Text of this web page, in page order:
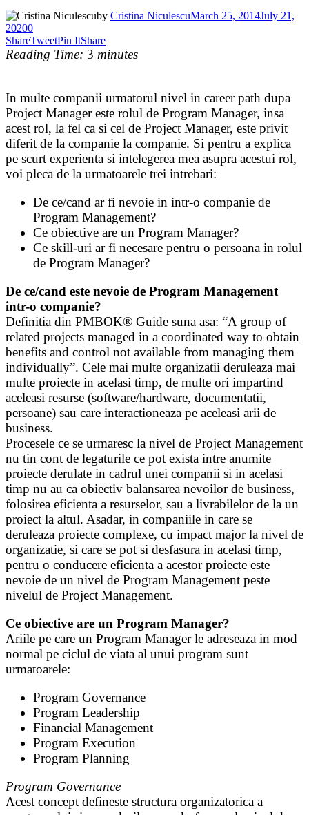
by Cristina NiculescuMarch 25, 2014July 21,
20200
ShareTweetPin ItShare
Reading Time: 3 minutes
In multe companii urmatorul nivel in career path dupa
Project Manager este rolul de Program Manager, insa
acest rol, la fel ca si cel de Project Manager, este privit
diferit de la companie la companie. Si pentru a explica
pe scurt experienta si intelegerea mea asupra acestui rol,
voi pleca de la urmatoarele trei intrebari:
De ce/cand ar fi nevoie in intr-o companie de
Program Management?
Ce obiective are un Program Manager?
Ce skill-uri ar fi necesare pentru o persoana in rolul
de Program Manager?
De ce/cand este nevoie de Program Management
intr-o companie?
Definitia din PMBOK® Guide suna asa: “A group of
related projects managed in a coordinated way to obtain
benefits and control not available from managing them
individually”. Cele mai multe organizatii deruleaza mai
multe proiecte in acelasi timp, de multe ori impartind
aceleasi resurse (software/hardware, documentatii,
persoane) sau care interactioneaza pe aceleasi arii de
business.
Procesele ce se urmaresc la nivel de Project Management
nu tin cont de legaturile ce pot exista intre anumite
proiecte derulate in cadrul unei companii si in acelasi
timp nu au ca obiectiv balansarea nevoilor de business,
folosirea eficienta a resurselor, sau a livrabilelor de la un
proiect la altul. Asadar, in companiile in care se
deruleaza proiecte complexe, cu impact major la nivel de
organizatie, si care se pot si desfasura in acelasi timp,
pentru o conducere eficienta a acestor proiecte este
nevoie de un nivel de Program Management peste
nivelul de Project Management.
Ce obiective are un Program Manager?
Ariile pe care un Program Manager le adreseaza in mod
normal pe ciclul de viata al unui program sunt
urmatoarele:
Program Governance
Program Leadership
Financial Management
Program Execution
Program Planning
Program Governance
Acest concept defineste structura organizatorica a